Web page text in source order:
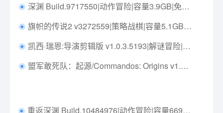
深渊 Build.9717550|动作冒险|容量3.9GB|免安装绿色中文版|支持键盘.鼠标.手柄
旗帜的传说2 v3272559|策略战棋|容量5.1GB|免安装绿色中文版|支持键盘.鼠标.手柄
凯西·瑞恩:导演剪辑版 v1.0.3.5193|解谜冒险|容量829MB|免安装绿色中文版|支持键盘.鼠标.手柄
盟军敢死队：起源/Commandos: Origins v1.4.0.84751|策略战棋|容量30.1G|免安装绿色中文版|支持键盘.鼠标.手柄
重返深渊 Build.10484976|动作冒险|容量669MB|免安装绿色中文版|支持键盘.鼠标.手柄